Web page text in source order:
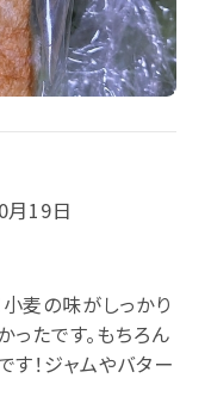
月19日
麦の味がしっかり
ったです。もちろん
す！ジャムやバター